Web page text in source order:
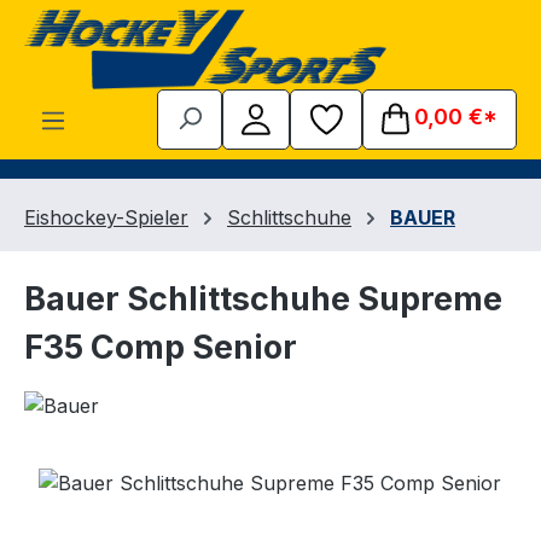
Zum Hauptinhalt springen
0,00 €*
Eishockey-Spieler Schlittschuhe BAUER
Bauer Schlittschuhe Supreme
F35 Comp Senior
Bildergalerie überspringen